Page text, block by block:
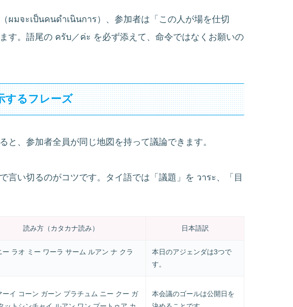
ผมจะเป็นคนดำเนินการ）、参加者は「この人が場を仕切
す。語尾の ครับ／ค่ะ を必ず添えて、命令ではなくお願いの
するフレーズ
と、参加者全員が同じ地図を持って議論できます。
言い切るのがコツです。タイ語では「議題」を วาระ、「目
読み方（カタカナ読み） 日本語訳
ー ラオ ミー ワーラ サーム ルアン ナ クラ
本日のアジェンダは3つで
す。
ーイ コーン ガーン プラチュム ニー クー ガ
本会議のゴールは公開日を